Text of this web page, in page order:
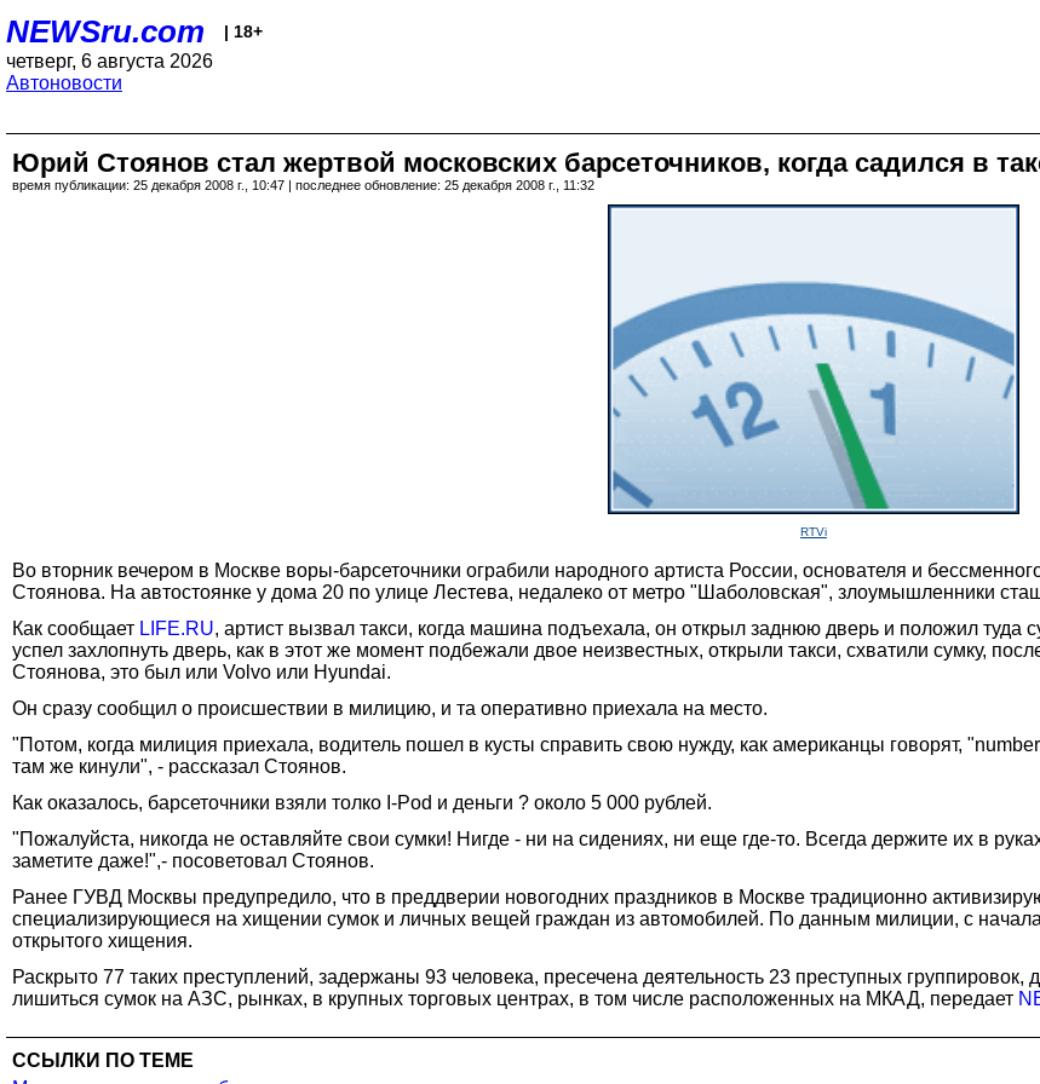
NEWSru.com | 18+
четверг, 6 августа 2026
Автоновости
Юрий Стоянов стал жертвой московских барсеточников, когда садился в
время публикации: 25 декабря 2008 г., 10:47 | последнее обновление: 25 декабря 2008 г., 11:32
RTVi
Во вторник вечером в Москве воры-барсеточники ограбили народного артиста России, основателя и
Стоянова. На автостоянке у дома 20 по улице Лестева, недалеко от метро "Шаболовская", злоумышленники
Как сообщает LIFE.RU, артист вызвал такси, когда машина подъехала, он открыл заднюю дверь и положил туда
успел захлопнуть дверь, как в этот же момент подбежали двое неизвестных, открыли такси, схватили сумку,
Стоянова, это был или Volvo или Hyundai.
Он сразу сообщил о происшествии в милицию, и та оперативно приехала на место.
"Потом, когда милиция приехала, водитель пошел в кусты справить свою нужду, как американцы говорят,
там же кинули", - рассказал Стоянов.
Как оказалось, барсеточники взяли толко I-Pod и деньги ? около 5 000 рублей.
"Пожалуйста, никогда не оставляйте свои сумки! Нигде - ни на сидениях, ни еще где-то. Всегда держите их в
заметите даже!",- посоветовал Стоянов.
Ранее ГУВД Москвы предупредило, что в преддверии новогодних праздников в Москве традиционно
специализирующиеся на хищении сумок и личных вещей граждан из автомобилей. По данным милиции, с начала
открытого хищения.
Раскрыто 77 таких преступлений, задержаны 93 человека, пресечена деятельность 23 преступных
лишиться сумок на АЗС, рынках, в крупных торговых центрах, в том числе расположенных на МКАД, передает
ССЫЛКИ ПО ТЕМЕ